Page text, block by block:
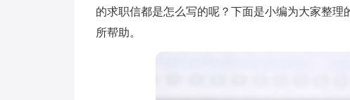
的求职信都是怎么写的呢？下面是小编为大家整
所帮助。